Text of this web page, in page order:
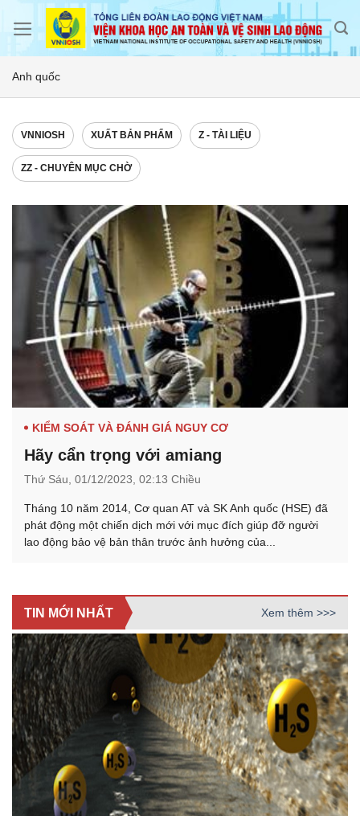
Anh quốc
VNNIOSH XUẤT BẢN PHẨM Z - TÀI LIỆU
ZZ - CHUYÊN MỤC CHỜ
KIỂM SOÁT VÀ ĐÁNH GIÁ NGUY CƠ
Hãy cẩn trọng với amiang
Thứ Sáu, 01/12/2023, 02:13 Chiều
Tháng 10 năm 2014, Cơ quan AT và SK Anh quốc (HSE) đã
phát động một chiến dịch mới với mục đích giúp đỡ người
lao động bảo vệ bản thân trước ảnh hưởng của...
TIN MỚI NHẤT Xem thêm >>>